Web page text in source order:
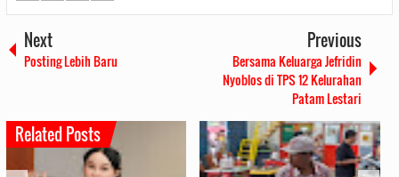
Next
Posting Lebih Baru
Previous
Bersama Keluarga Jefridin
Nyoblos di TPS 12 Kelurahan
Patam Lestari
Related Posts